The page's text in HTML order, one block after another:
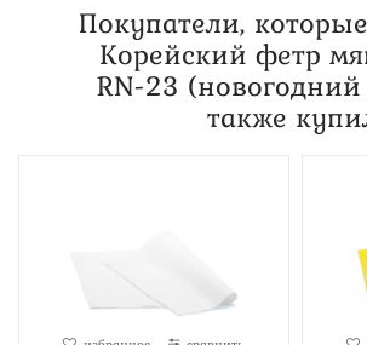
Покупатели,
Корейский фетр
RN-23
также